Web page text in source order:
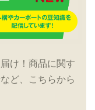
け！商品に関す
ど、こちらから